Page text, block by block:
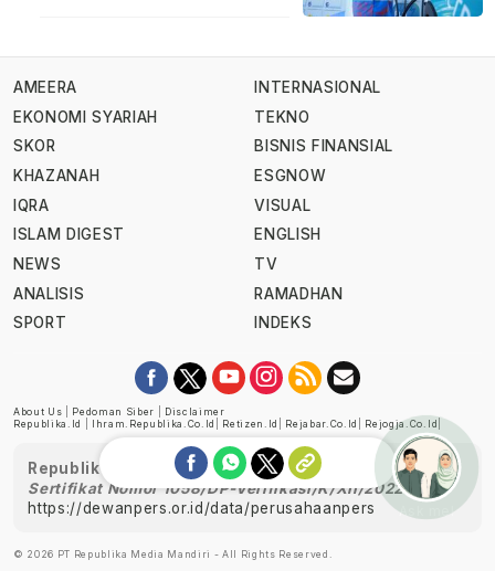
AMEERA
EKONOMI SYARIAH
SKOR
KHAZANAH
IQRA
ISLAM DIGEST
NEWS
ANALISIS
SPORT
INTERNASIONAL
TEKNO
BISNIS FINANSIAL
ESGNOW
VISUAL
ENGLISH
TV
RAMADHAN
INDEKS
About Us Pedoman Siber
Disclaimer
Republika.id
Ihram.republika.co.id Retizen.id Rejabar.co.id Rejogja.co.id
Republika telah diverifikasi oleh Dewan Pers
Sertifikat Nomor 1058/DP-Verifikasi/K/XII/2022
https://dewanpers.or.id/data/perusahaanpers
© 2026 PT Republika Media Mandiri - All Rights Reserved.
Ask me!